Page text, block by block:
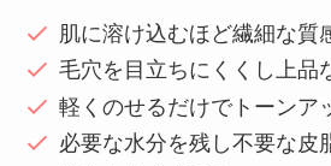
肌に溶け込むほど繊細な質
毛穴を目立ちにくくし上品
軽くのせるだけでトーンア
必要な水分を残し不要な皮